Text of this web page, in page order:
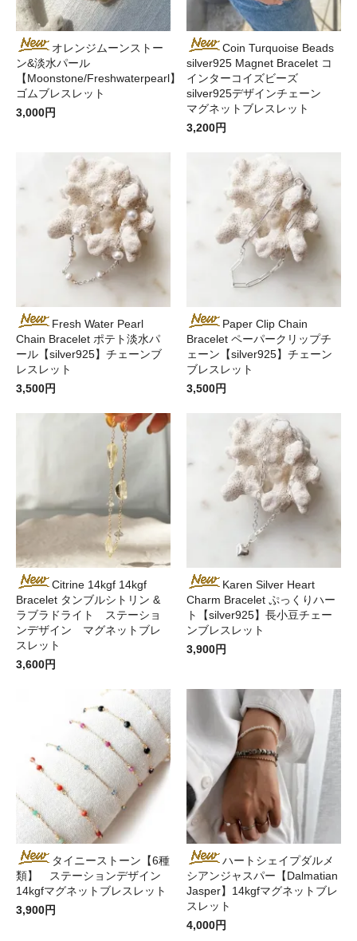
オレンジムーンストー
ン&淡水パール
【Moonstone/Freshwaterpearl】
ゴムブレスレット
3,000円
Coin Turquoise Beads
silver925 Magnet Bracelet コ
インターコイズビーズ
silver925デザインチェーン
マグネットブレスレット
3,200円
Fresh Water Pearl
Chain Bracelet ポテト淡水パ
ール【silver925】チェーンブ
レスレット
3,500円
Paper Clip Chain
Bracelet ペーパークリップチ
ェーン【silver925】チェーン
ブレスレット
3,500円
Citrine 14kgf 14kgf
Bracelet タンブルシトリン &
ラブラドライト ステーショ
ンデザイン マグネットブレ
スレット
3,600円
Karen Silver Heart
Charm Bracelet ぷっくりハー
ト【silver925】長小豆チェー
ンブレスレット
3,900円
タイニーストーン【6種
類】 ステーションデザイン
14kgfマグネットブレスレット
3,900円
ハートシェイプダルメ
シアンジャスパー【Dalmatian
Jasper】14kgfマグネットブレ
スレット
4,000円